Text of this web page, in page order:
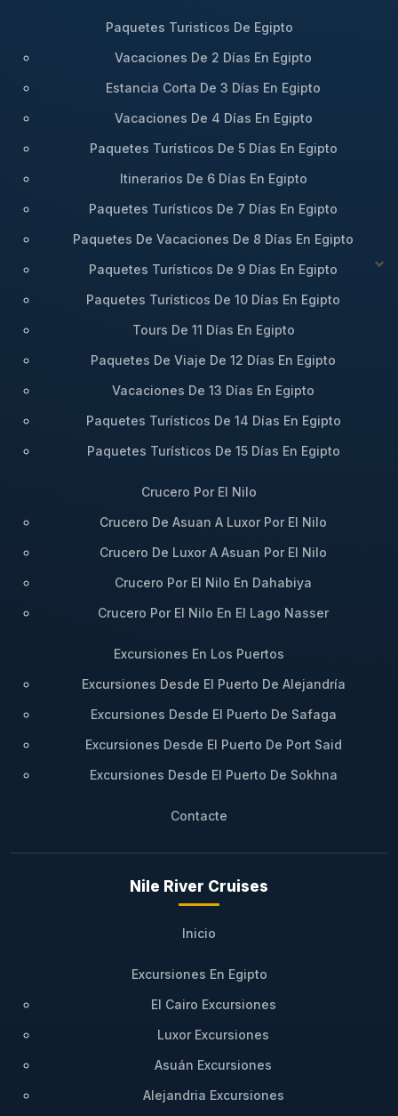
Paquetes Turisticos De Egipto
Vacaciones De 2 Días En Egipto
Estancia Corta De 3 Días En Egipto
Vacaciones De 4 Días En Egipto
Paquetes Turísticos De 5 Días En Egipto
Itinerarios De 6 Días En Egipto
Paquetes Turísticos De 7 Días En Egipto
Paquetes De Vacaciones De 8 Días En Egipto
Paquetes Turísticos De 9 Días En Egipto
Paquetes Turísticos De 10 Días En Egipto
Tours De 11 Días En Egipto
Paquetes De Viaje De 12 Días En Egipto
Vacaciones De 13 Días En Egipto
Paquetes Turísticos De 14 Días En Egipto
Paquetes Turísticos De 15 Días En Egipto
Crucero Por El Nilo
Crucero De Asuan A Luxor Por El Nilo
Crucero De Luxor A Asuan Por El Nilo
Crucero Por El Nilo En Dahabiya
Crucero Por El Nilo En El Lago Nasser
Excursiones En Los Puertos
Excursiones Desde El Puerto De Alejandría
Excursiones Desde El Puerto De Safaga
Excursiones Desde El Puerto De Port Said
Excursiones Desde El Puerto De Sokhna
Contacte
Nile River Cruises
Inicio
Excursiones En Egipto
El Cairo Excursiones
Luxor Excursiones
Asuán Excursiones
Alejandria Excursiones